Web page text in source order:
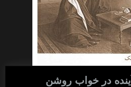
در خواب روشن